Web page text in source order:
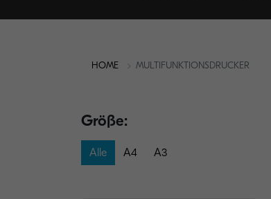
HOME MULTIFUNKTIONSDRUCKER
Größe:
Alle A4 A3